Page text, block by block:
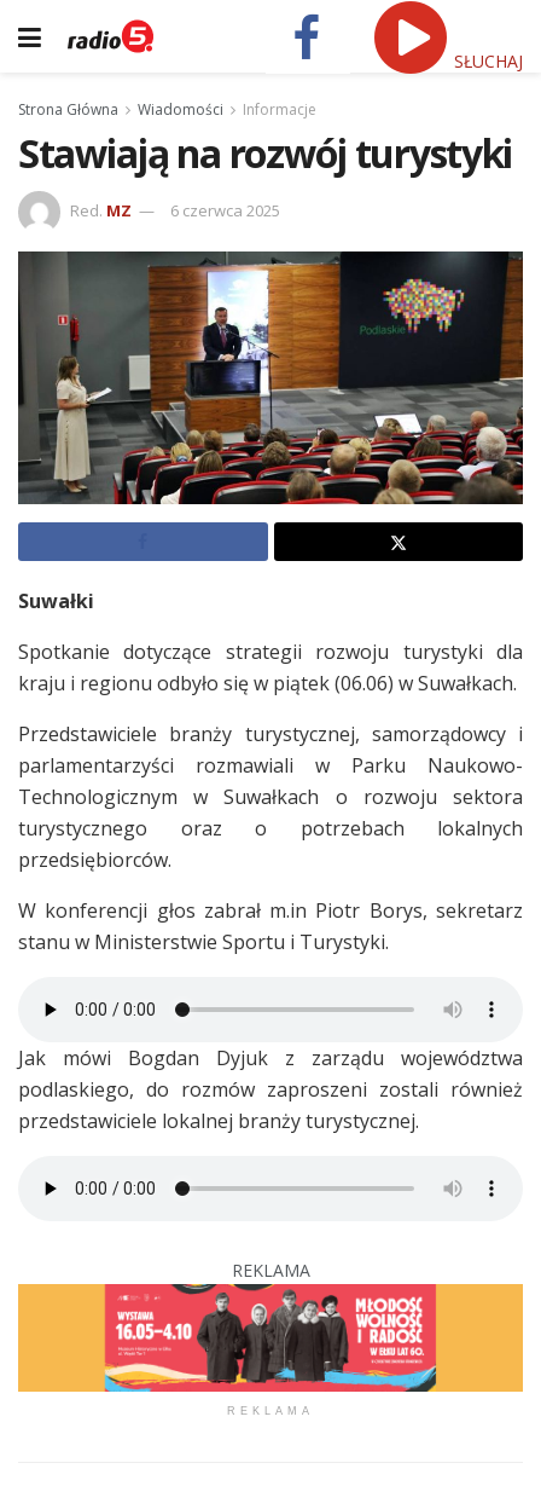
SŁUCHAJ
Strona Główna Wiadomości Informacje
Stawiają na rozwój turystyki
Red. MZ 6 czerwca 2025
Suwałki
Spotkanie dotyczące strategii rozwoju turystyki dla
kraju i regionu odbyło się w piątek (06.06) w Suwałkach.
Przedstawiciele branży turystycznej, samorządowcy i
parlamentarzyści rozmawiali w Parku Naukowo-
Technologicznym w Suwałkach o rozwoju sektora
turystycznego oraz o potrzebach lokalnych
przedsiębiorców.
W konferencji głos zabrał m.in Piotr Borys, sekretarz
stanu w Ministerstwie Sportu i Turystyki.
Jak mówi Bogdan Dyjuk z zarządu województwa
podlaskiego, do rozmów zaproszeni zostali również
przedstawiciele lokalnej branży turystycznej.
REKLAMA
REKLAMA